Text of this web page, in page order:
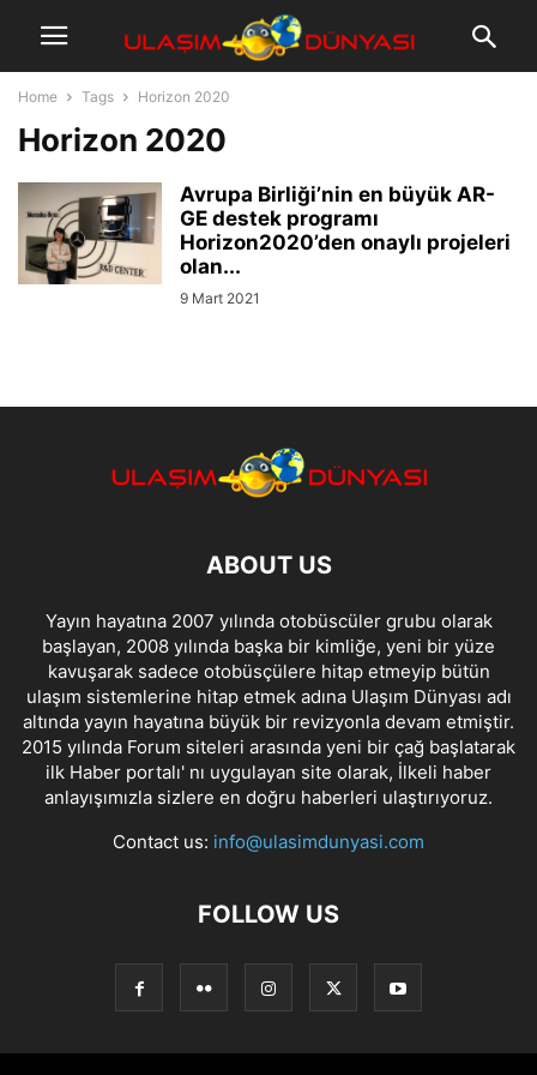
Home Tags Horizon 2020
Horizon 2020
Avrupa Birliği’nin en büyük AR-
GE destek programı
Horizon2020’den onaylı projeleri
olan...
9 Mart 2021
ABOUT US
Yayın hayatına 2007 yılında otobüscüler grubu olarak
başlayan, 2008 yılında başka bir kimliğe, yeni bir yüze
kavuşarak sadece otobüsçülere hitap etmeyip bütün
ulaşım sistemlerine hitap etmek adına Ulaşım Dünyası adı
altında yayın hayatına büyük bir revizyonla devam etmiştir.
2015 yılında Forum siteleri arasında yeni bir çağ başlatarak
ilk Haber portalı' nı uygulayan site olarak, İlkeli haber
anlayışımızla sizlere en doğru haberleri ulaştırıyoruz.
Contact us: info@ulasimdunyasi.com
FOLLOW US